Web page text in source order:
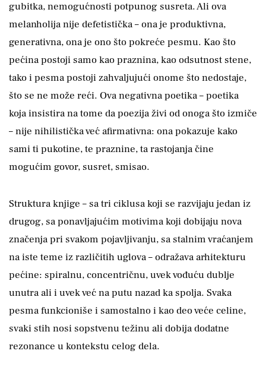
gubitka, nemogućnosti potpunog susreta. Ali ova
melanholija nije defetistička – ona je produktivna,
generativna, ona je ono što pokreće pesmu. Kao što
pećina postoji samo kao praznina, kao odsutnost stene,
tako i pesma postoji zahvaljujući onome što nedostaje,
što se ne može reći. Ova negativna poetika – poetika
koja insistira na tome da poezija živi od onoga što izmiče
– nije nihilistička već afirmativna: ona pokazuje kako
sami ti pukotine, te praznine, ta rastojanja čine
mogućim govor, susret, smisao.
Struktura knjige – sa tri ciklusa koji se razvijaju jedan iz
drugog, sa ponavljajućim motivima koji dobijaju nova
značenja pri svakom pojavljivanju, sa stalnim vraćanjem
na iste teme iz različitih uglova – odražava arhitekturu
pećine: spiralnu, concentričnu, uvek vođuću dublje
unutra ali i uvek već na putu nazad ka spolja. Svaka
pesma funkcioniše i samostalno i kao deo veće celine,
svaki stih nosi sopstvenu težinu ali dobija dodatne
rezonance u kontekstu celog dela.